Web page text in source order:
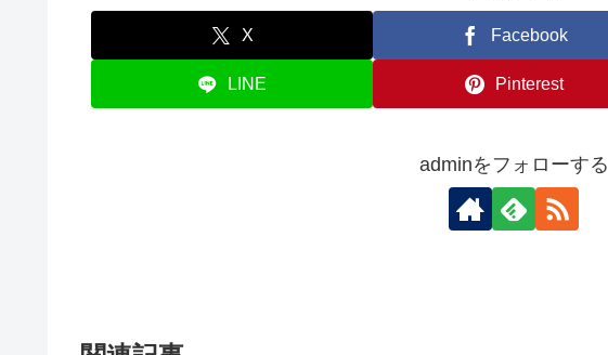
X Facebook
LINE Pinterest
adminをフォローする